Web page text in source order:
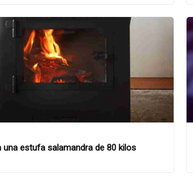
una estufa salamandra de 80 kilos